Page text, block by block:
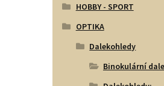
HOBBY - SPORT
OPTIKA
Dalekohledy
Binokulární